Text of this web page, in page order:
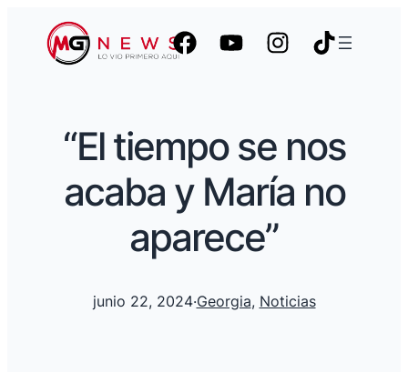
“El tiempo se nos
acaba y María no
aparece”
junio 22, 2024·Georgia, Noticias